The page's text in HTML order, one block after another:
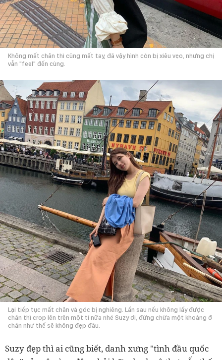
Không mất chân thì cũng mất tay, đã vậy hình còn bị xiêu vẹo, nhưng chị
vẫn "feel" đến cùng.
Lại tiếp tục mất chân và góc bị nghiêng. Lần sau nếu không lấy được
chân thì crop lên trên một tí nữa nhé Suzy ơi, đừng chừa một khoảng ở
chân như thế sẽ không đẹp đâu.
Suzy đẹp thì ai cũng biết, danh xưng "tình đầu quốc